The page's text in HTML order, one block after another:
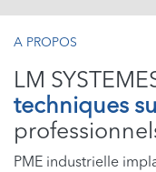
A PROPOS
LM
techniques
PME industrielle